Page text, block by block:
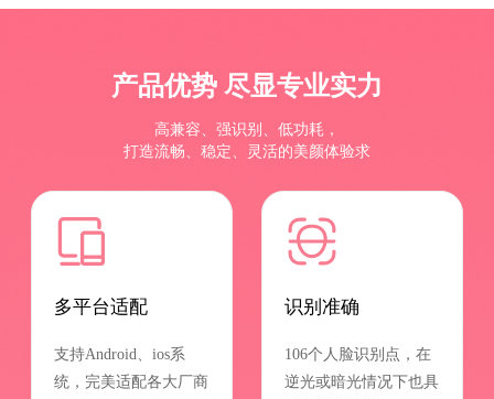
产品优势 尽显专业实力
高兼容、强识别、低功耗，
打造流畅、稳定、灵活的美颜体验求
多平台适配
支持Android、ios系
统，完美适配各大厂商
识别准确
106个人脸识别点，在
逆光或暗光情况下也具